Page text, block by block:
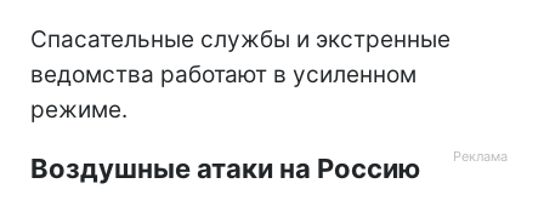
Спасательные службы и экстренные
ведомства работают в усиленном
режиме.
Воздушные атаки на Россию